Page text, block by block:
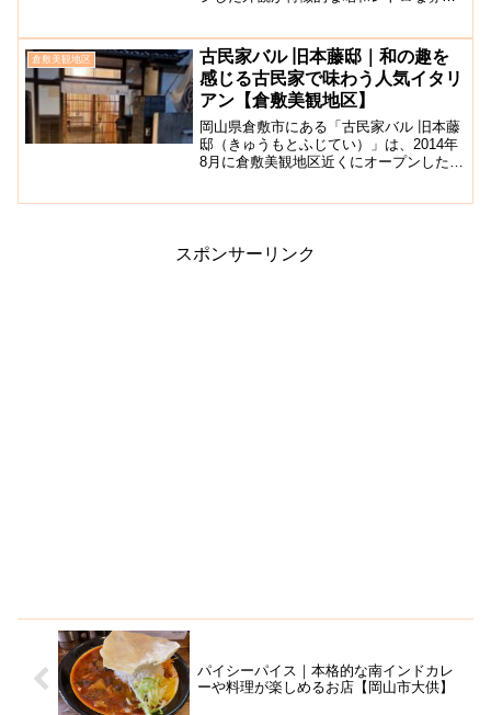
た落ち着いた雰囲気で、ソファー席が完
備されていますのでゆっ...
倉敷美観地区
古民家バル 旧本藤邸｜和の趣を
感じる古民家で味わう人気イタリ
アン【倉敷美観地区】
岡山県倉敷市にある「古民家バル 旧本藤
邸（きゅうもとふじてい）」は、2014年
8月に倉敷美観地区近くにオープンしたイ
スポンサーリンク
パイシーパイス｜本格的な南インドカレ
ーや料理が楽しめるお店【岡山市大供】